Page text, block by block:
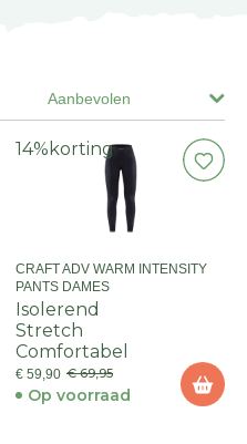
Aanbevolen
14% korting
CRAFT ADV WARM INTENSITY
PANTS DAMES
Isolerend
Stretch
Comfortabel
€ 59,90 € 69,95
Op voorraad